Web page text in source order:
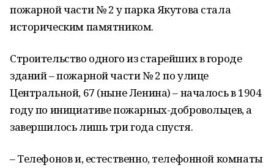
пожарной части № 2 у парка Якутова стала
историческим памятником.
Строительство одного из старейших в городе
зданий – пожарной части № 2 по улице
Центральной, 67 (ныне Ленина) – началось в 1904
году по инициативе пожарных-добровольцев, а
завершилось лишь три года спустя.
– Телефонов и, естественно, телефонной комнаты